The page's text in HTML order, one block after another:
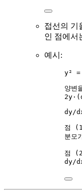
접선의 기
인 점에서
예시:
y²
양변
dy/
점
분모
점
dy/